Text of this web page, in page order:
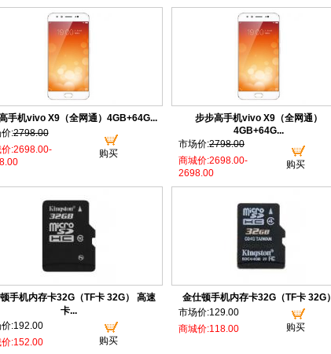
手机vivo X9（全网通）4GB+64G...
:2798.00
购买
:2698.00-
步步高手机vivo X9（全网通）
4GB+64G...
市场价:2798.00
购买
商城价:2698.00-
2698.00
手机内存卡32G（TF卡 32G） 高速
卡...
:192.00
购买
:152.00
金仕顿手机内存卡32G（TF卡 32G）
市场价:129.00
购买
商城价:118.00